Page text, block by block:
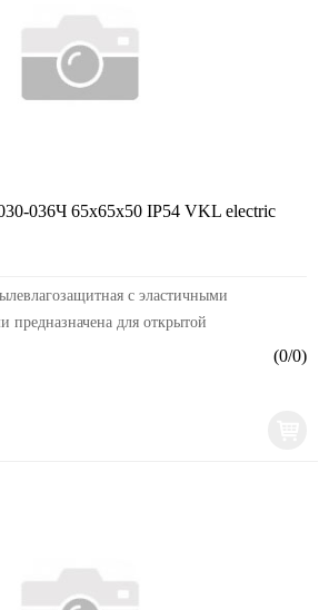
036Ч 65х65х50 IP54 VKL electric
с эластичными
для открытой
(0/0)